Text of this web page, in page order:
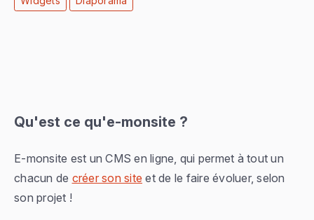
Qu'est ce qu'e-monsite ?
E-monsite est un CMS en ligne, qui permet à tout un
chacun de créer son site et de le faire évoluer, selon
son projet !